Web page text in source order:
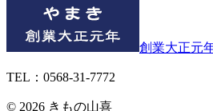
創業大正元
TEL：0568-31-7772
© 2026 きもの山喜